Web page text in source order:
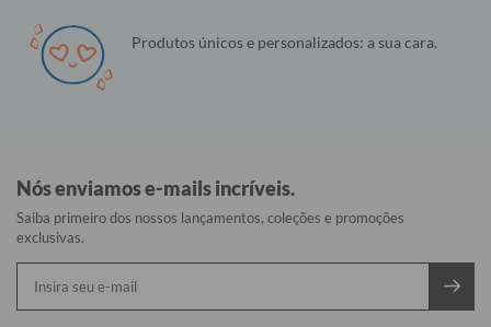
Produtos únicos e personalizados: a sua cara.
Nós enviamos e-mails incríveis.
Saiba primeiro dos nossos lançamentos, coleções e promoções
exclusivas.